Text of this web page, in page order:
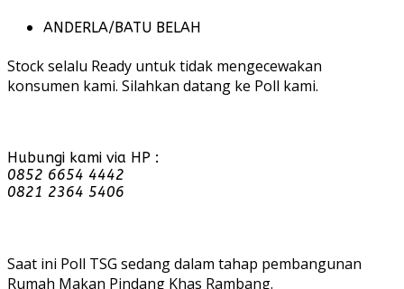
ANDERLA/BATU BELAH
Stock selalu Ready untuk tidak mengecewakan
konsumen kami. Silahkan datang ke Poll kami.
Hubungi kami via HP :
0852 6654 4442
0821 2364 5406
Saat ini Poll TSG sedang dalam tahap pembangunan
Rumah Makan Pindang Khas Rambang.